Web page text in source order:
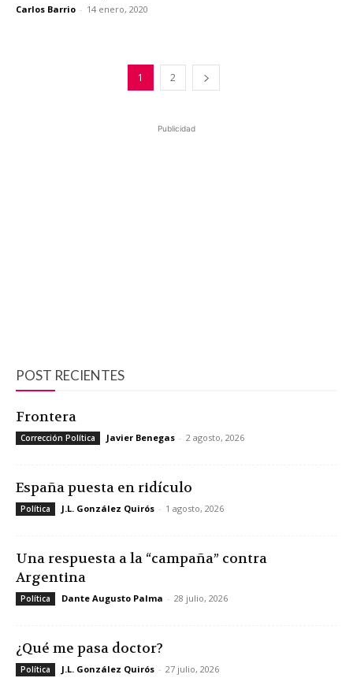
Carlos Barrio - 14 enero, 2020
1 2
Publicidad
POST RECIENTES
Frontera
Corrección Política Javier Benegas - 2 agosto, 2026
España puesta en ridículo
Política J.L. González Quirós - 1 agosto, 2026
Una respuesta a la “campaña” contra
Argentina
Política Dante Augusto Palma - 28 julio, 2026
¿Qué me pasa doctor?
Política J.L. González Quirós - 27 julio, 2026